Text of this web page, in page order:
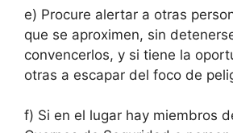
e) Procure alertar a otras
que se aproximen, sin
convencerlos, y si tiene la
otras a escapar del foco de
f) Si en el lugar hay miembros